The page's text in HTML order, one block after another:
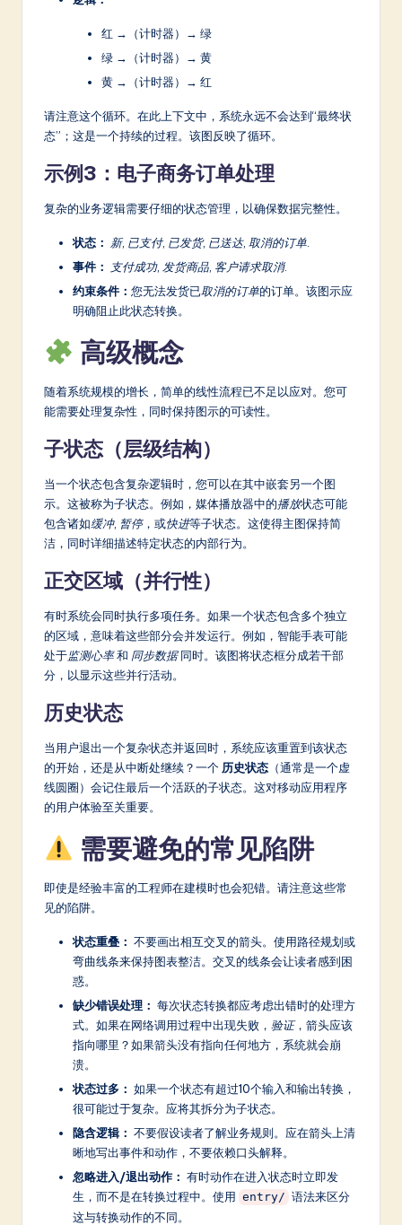
红 →（计时器）→ 绿
绿 →（计时器）→ 黄
黄 →（计时器）→ 红
请注意这个循环。在此上下文中，系统永远不会达到“最终状
态”；这是一个持续的过程。该图反映了循环。
示例3：电子商务订单处理
复杂的业务逻辑需要仔细的状态管理，以确保数据完整性。
状态： 新, 已支付, 已发货, 已送达, 取消的订单
事件：
支付成功, 发货商品 客户请求取消.
约束条件： 您无法发货已取消的订单的订单。该图示应
明确阻止此状态转换。
高级概念
随着系统规模的增长，简单的线性流程已不足以应对。您可
能需要处理复杂性，同时保持图示的可读性。
子状态（层级结构）
当一个状态包含复杂逻辑时，您可以在其中嵌套另一个图
示。这被称为子状态。例如，媒体播放器中的播放状态可能
包含诸如缓冲, 暂停，或快进等子状态。这使得主图保持简
洁，同时详细描述特定状态的内部行为。
正交区域（并行性）
有时系统会同时执行多项任务。如果一个状态包含多个独立
的区域，意味着这些部分会并发运行。例如，智能手表可能
处于监测心率和 同步数据同时。该图将状态框分成若干部
分，以显示这些并行活动。
历史状态
当用户退出一个复杂状态并返回时，系统应该重置到该状态
的开始，还是从中断处继续？一个 历史状态 （通常是一个虚
线圆圈）会记住最后一个活跃的子状态。这对移动应用程序
的用户体验至关重要。
需要避免的常见陷阱
即使是经验丰富的工程师在建模时也会犯错。请注意这些常
见的陷阱。
状态重叠： 不要画出相互交叉的箭头。使用路径规划或
弯曲线条来保持图表整洁。交叉的线条会让读者感到困
惑。
缺少错误处理： 每次状态转换都应考虑出错时的处理方
式。如果在网络调用过程中出现失败， 验证，箭头应该
指向哪里？如果箭头没有指向任何地方，系统就会崩
溃。
状态过多： 如果一个状态有超过10个输入和输出转换，
很可能过于复杂。应将其拆分为子状态。
隐含逻辑： 不要假设读者了解业务规则。应在箭头上清
晰地写出事件和动作，不要依赖口头解释。
忽略进入/退出动作： 有时动作在进入状态时立即发
生，而不是在转换过程中。使用 entry/ 语法来区分
这与转换动作的不同。